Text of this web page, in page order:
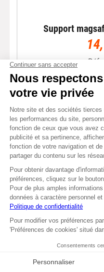
Support
Réf
Plus
Ajouter
précédent 1